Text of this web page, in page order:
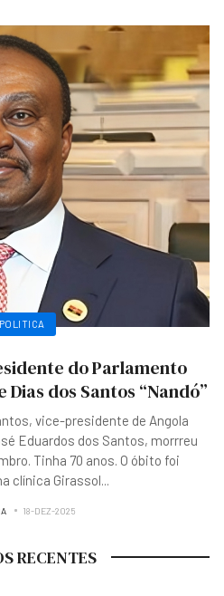
POLITICA
do Parlamento
dos Santos “Nandó”
vice-presidente de Angola
Eduardos dos Santos, morrreu
Tinha 70 anos. O óbito foi
clínica Girassol...
18-DEZ-2025
RECENTES